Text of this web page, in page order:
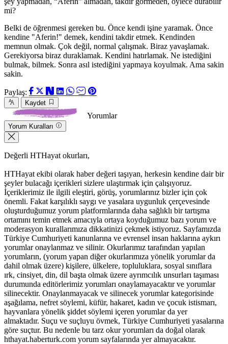
mi?
Belki de öğrenmesi gereken bu. Önce kendi işine yaramak. Önce
kendine "Aferin!" demek, kendini takdir etmek. Kendinden
memnun olmak. Çok değil, normal çalışmak. Biraz yavaşlamak.
Gerekiyorsa biraz duraklamak. Kendini hatırlamak. Ne istediğini
bulmak, bilmek. Sonra asıl istediğini yapmaya koyulmak. Ama sakin
sakin.
Paylaş:
Kaydet
Yorumlar
Yorum Kuralları
Değerli HTHayat okurları,
HTHayat ekibi olarak haber değeri taşıyan, herkesin kendine dair bir
şeyler bulacağı içerikleri sizlere ulaştırmak için çalışıyoruz.
İçeriklerimiz ile ilgili eleştiri, görüş, yorumlarınız bizler için çok
önemli. Fakat karşılıklı saygı ve yasalara uygunluk çerçevesinde
oluşturduğumuz yorum platformlarında daha sağlıklı bir tartışma
ortamını temin etmek amacıyla ortaya koyduğumuz bazı yorum ve
moderasyon kurallarımıza dikkatinizi çekmek istiyoruz. Sayfamızda
Türkiye Cumhuriyeti kanunlarına ve evrensel insan haklarına aykırı
yorumlar onaylanmaz ve silinir. Okurlarımız tarafından yapılan
yorumların, (yorum yapan diğer okurlarımıza yönelik yorumlar da
dahil olmak üzere) kişilere, ülkelere, topluluklara, sosyal sınıflara
ırk, cinsiyet, din, dil başta olmak üzere ayrımcılık unsurları taşıması
durumunda editörlerimiz yorumları onaylamayacaktır ve yorumlar
silinecektir. Onaylanmayacak ve silinecek yorumlar kategorisinde
aşağılama, nefret söylemi, küfür, hakaret, kadın ve çocuk istismarı,
hayvanlara yönelik şiddet söylemi içeren yorumlar da yer
almaktadır. Suçu ve suçluyu övmek, Türkiye Cumhuriyeti yasalarına
göre suçtur. Bu nedenle bu tarz okur yorumları da doğal olarak
hthayat.haberturk.com yorum sayfalarında yer almayacaktır.